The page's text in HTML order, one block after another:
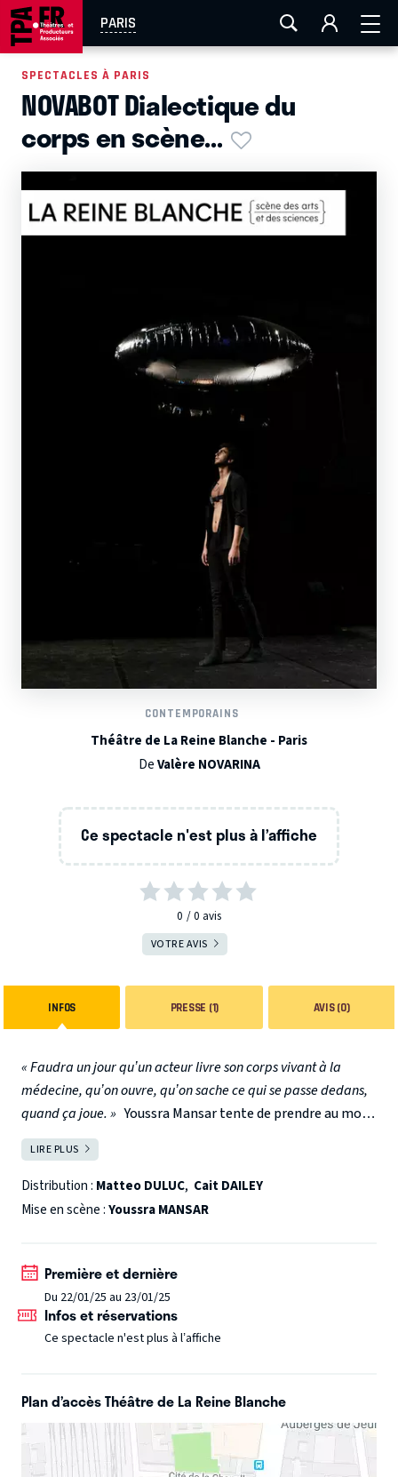
PARIS
AIX-MARSEILLE LA ROCHELLE
EN TOURNÉE
SPECTACLES À PARIS
NOVABOT Dialectique du
corps en scène...
CONTEMPORAINS
Théâtre de La Reine Blanche - Paris
DeValère NOVARINA
Ce spectacle n'est plus à l’affiche
0 0 avis
VOTRE AVIS
INFOS PRESSE (1) AVIS (0)
« Faudra un jour qu’un acteur livre son corps vivant à la
médecine, qu’on ouvre, qu’on sache ce qui se passe dedans,
quand ça joue. » Youssra Mansar tente de prendre au mot
ces paroles de Valère Novarina – et à revers. Comment
opérer une ouverture du dedans de l’acteur par le dehors
de l’image que le théâtre offre de lui ? Et si le théâtre était
cette opération à cœur ouvert exposée sur scène ?
LIRE PLUS
Distribution : Matteo DULUC, Cait DAILEY
Mise en scène :Youssra MANSAR
Première et dernière
Du 22/01/25 au 23/01/25
Infos et réservations
Ce spectacle n'est plus à l’affiche
Plan d’accès Théâtre de La Reine Blanche